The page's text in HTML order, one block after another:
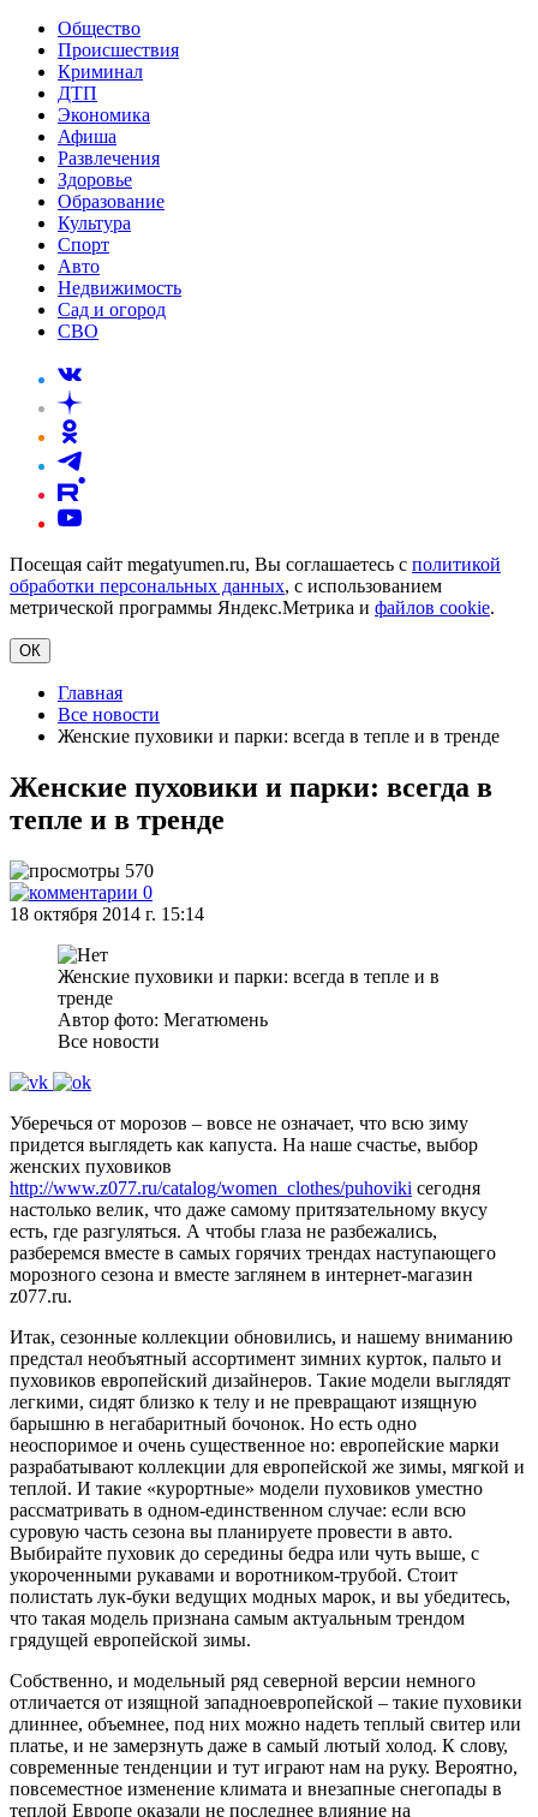
Общество
Происшествия
Криминал
ДТП
Экономика
Афиша
Развлечения
Здоровье
Образование
Культура
Спорт
Авто
Недвижимость
Сад и огород
СВО
Посещая сайт megatyumen.ru, Вы соглашаетесь с политикой
обработки персональных данных, с использованием
метрической программы Яндекс.Метрика и файлов cookie.
ОК
Главная
Все новости
Женские пуховики и парки: всегда в тепле и в тренде
Женские пуховики и парки: всегда в
тепле и в тренде
570
0
18 октября 2014 г. 15:14
Женские пуховики и парки: всегда в тепле и в
тренде
Автор фото: Мегатюмень
Все новости
Уберечься от морозов – вовсе не означает, что всю зиму
придется выглядеть как капуста. На наше счастье, выбор
женских пуховиков
http://www.z077.ru/catalog/women_clothes/puhoviki сегодня
настолько велик, что даже самому притязательному вкусу
есть, где разгуляться. А чтобы глаза не разбежались,
разберемся вместе в самых горячих трендах наступающего
морозного сезона и вместе заглянем в интернет-магазин
z077.ru.
Итак, сезонные коллекции обновились, и нашему вниманию
предстал необъятный ассортимент зимних курток, пальто и
пуховиков европейский дизайнеров. Такие модели выглядят
легкими, сидят близко к телу и не превращают изящную
барышню в негабаритный бочонок. Но есть одно
неоспоримое и очень существенное но: европейские марки
разрабатывают коллекции для европейской же зимы, мягкой и
теплой. И такие «курортные» модели пуховиков уместно
рассматривать в одном-единственном случае: если всю
суровую часть сезона вы планируете провести в авто.
Выбирайте пуховик до середины бедра или чуть выше, с
укороченными рукавами и воротником-трубой. Стоит
полистать лук-буки ведущих модных марок, и вы убедитесь,
что такая модель признана самым актуальным трендом
грядущей европейской зимы.
Собственно, и модельный ряд северной версии немного
отличается от изящной западноевропейской – такие пуховики
длиннее, объемнее, под них можно надеть теплый свитер или
платье, и не замерзнуть даже в самый лютый холод. К слову,
современные тенденции и тут играют нам на руку. Вероятно,
повсеместное изменение климата и внезапные снегопады в
теплой Европе оказали не последнее влияние на